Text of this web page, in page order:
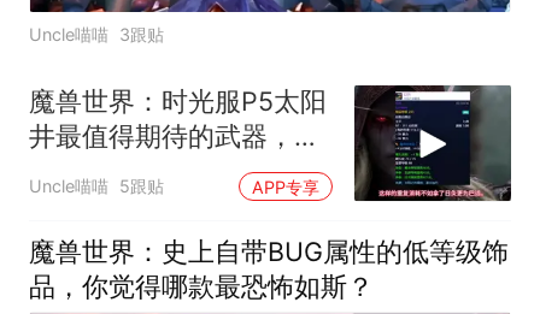
Uncle喵喵 3跟贴
魔兽世界：时光服P5太阳
井最值得期待的武器，谁
才是阶段第一神兵？
Uncle喵喵 5跟贴 APP专享
魔兽世界：史上自带BUG属性的低等级饰
品，你觉得哪款最恐怖如斯？